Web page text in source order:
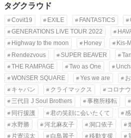
タグクラウド
Covit19 EXILE FANTASTICS
GENERATIONS LIVE TOUR 2022
Highway to the moon
Honey Kis-
Rendezvous
SUPER BEAVER
THE RAMPAGE
Two as One
WONSER SQUARE
Yes we are
キャバン
クライマックス
コロナ
三代目 J Soul Brothers
事務所移転
同行援護
君の笑顔に会いたくて
水野勝
河北麻友子 洞口依子
片寄涼太
白鳥麗子 移動支援